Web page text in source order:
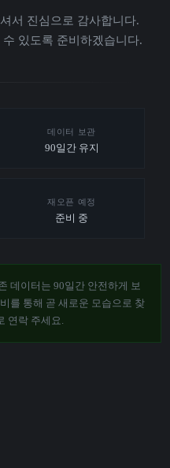
서 진심으로 감사합니다.
있도록 준비하겠습니다.
데이터 보관
90일간 유지
재오픈 예정
준비 중
데이터는 90일간 안전하게 보
를 통해 곧 새로운 모습으로 찾
연락 주세요.